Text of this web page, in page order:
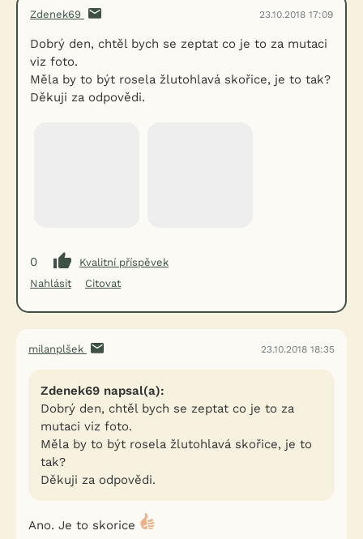
Zdenek69 23.10.2018 17:09
Dobrý den, chtěl bych se zeptat co je to za mutaci
viz foto.
Měla by to být rosela žlutohlavá skořice, je to tak?
Děkuji za odpovědi.
0
Kvalitní příspěvek
Nahlásit
Citovat
milanplšek 23.10.2018 18:35
Zdenek69 napsal(a):
Dobrý den, chtěl bych se zeptat co je to za
mutaci viz foto.
Měla by to být rosela žlutohlavá skořice, je to
tak?
Děkuji za odpovědi.
Ano. Je to skorice